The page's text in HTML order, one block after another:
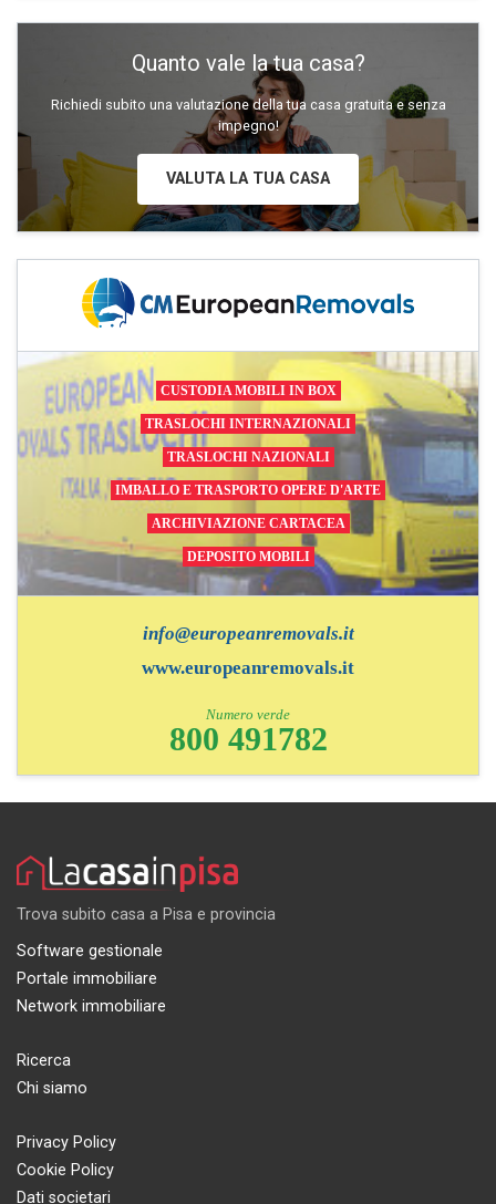
Quanto vale la tua casa?
Richiedi subito una valutazione della tua casa gratuita e senza
impegno!
VALUTA LA TUA CASA
CUSTODIA MOBILI IN BOX
TRASLOCHI INTERNAZIONALI
TRASLOCHI NAZIONALI
IMBALLO E TRASPORTO OPERE D'ARTE
ARCHIVIAZIONE CARTACEA
DEPOSITO MOBILI
info@europeanremovals.it
www.europeanremovals.it
Numero verde
800 491782
Trova subito casa a Pisa e provincia
Software gestionale
Portale immobiliare
Network immobiliare
Ricerca
Chi siamo
Privacy Policy
Cookie Policy
Dati societari